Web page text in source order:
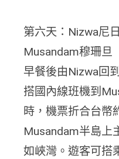
第六天：Nizwa尼
Musandam穆珊旦
早餐後由Nizwa回
搭國內線班機到
時，機票折合台幣
Musandam半島上
如峽灣。遊客可搭